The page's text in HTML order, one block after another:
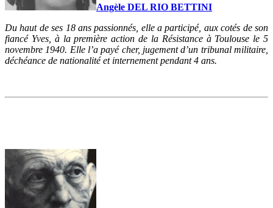
Angèle DEL RIO BETTINI
Du haut de ses 18 ans passionnés, elle a participé, aux cotés de son
fiancé Yves, à la première action de la Résistance à Toulouse le 5
novembre 1940. Elle l’a payé cher, jugement d’un tribunal militaire,
déchéance de nationalité et internement pendant 4 ans.